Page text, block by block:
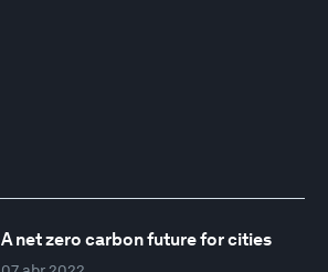
A net zero carbon future for cities